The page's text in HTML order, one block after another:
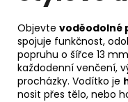
Objevte voděodolné
spojuje funkčnost,
popruhu o šířce 13
každodenní venčení,
procházky. Vodítko je
nosit přes tělo, nebo